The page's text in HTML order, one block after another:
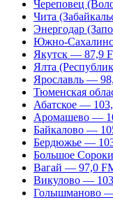
Череповец
Чита
Энергодар
Южно-
Якутск — 87,9
Ялта
Ярославль —
Тюменская
Абатское —
Аромашево —
Байкалово —
Бердюжье —
Большое
Вагай — 97,0
Викулово —
Голышманово